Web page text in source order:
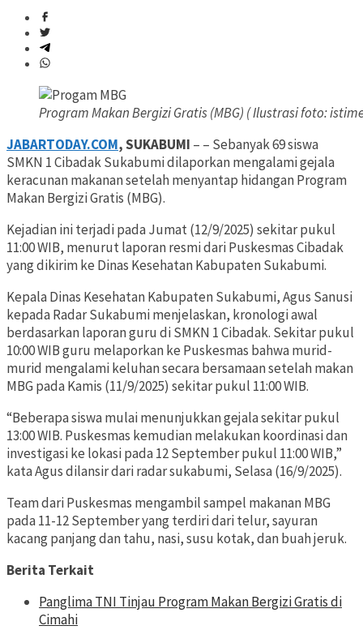
Program Makan Bergizi Gratis (MBG) ( Ilustrasi foto:
JABARTODAY.COM, SUKABUMI – – Sebanyak 69 siswa
SMKN 1 Cibadak Sukabumi dilaporkan mengalami gejala
keracunan makanan setelah menyantap hidangan Program
Makan Bergizi Gratis (MBG).
Kejadian ini terjadi pada Jumat (12/9/2025) sekitar pukul
11:00 WIB, menurut laporan resmi dari Puskesmas Cibadak
yang dikirim ke Dinas Kesehatan Kabupaten Sukabumi.
Kepala Dinas Kesehatan Kabupaten Sukabumi, Agus Sanusi
kepada Radar Sukabumi menjelaskan, kronologi awal
berdasarkan laporan guru di SMKN 1 Cibadak. Sekitar pukul
10:00 WIB guru melaporkan ke Puskesmas bahwa murid-
murid mengalami keluhan secara bersamaan setelah makan
MBG pada Kamis (11/9/2025) sekitar pukul 11:00 WIB.
“Beberapa siswa mulai menunjukkan gejala sekitar pukul
13:00 WIB. Puskesmas kemudian melakukan koordinasi dan
investigasi ke lokasi pada 12 September pukul 11:00 WIB,”
kata Agus dilansir dari radar sukabumi, Selasa (16/9/2025).
Team dari Puskesmas mengambil sampel makanan MBG
pada 11-12 September yang terdiri dari telur, sayuran
kacang panjang dan tahu, nasi, susu kotak, dan buah jeruk.
Berita Terkait
Panglima TNI Tinjau Program Makan Bergizi Gratis di
Cimahi